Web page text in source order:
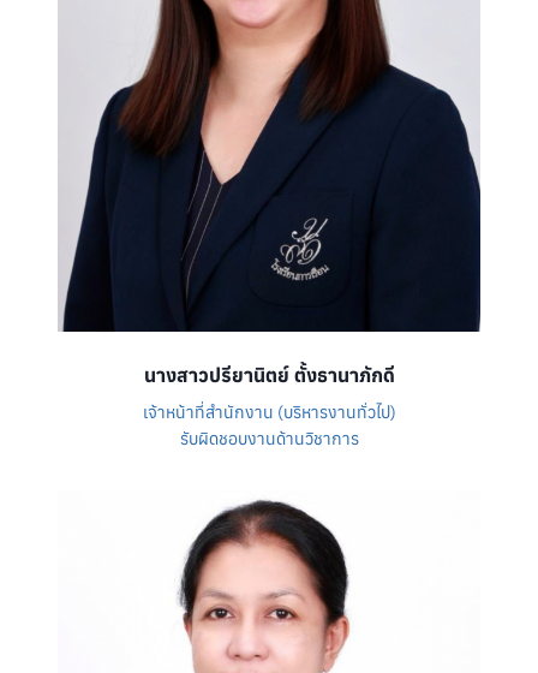
นางสาวปรียานิตย์ ตั้งธานาภักดี
เจ้าหน้าที่สำนักงาน (บริหารงานทั่วไป)
รับผิดชอบงานด้านวิชาการ